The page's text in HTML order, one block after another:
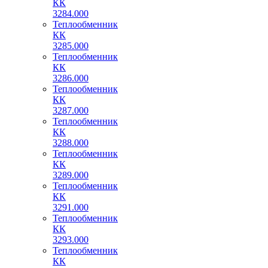
КК
3284.000
Теплообменник
КК
3285.000
Теплообменник
КК
3286.000
Теплообменник
КК
3287.000
Теплообменник
КК
3288.000
Теплообменник
КК
3289.000
Теплообменник
КК
3291.000
Теплообменник
КК
3293.000
Теплообменник
КК